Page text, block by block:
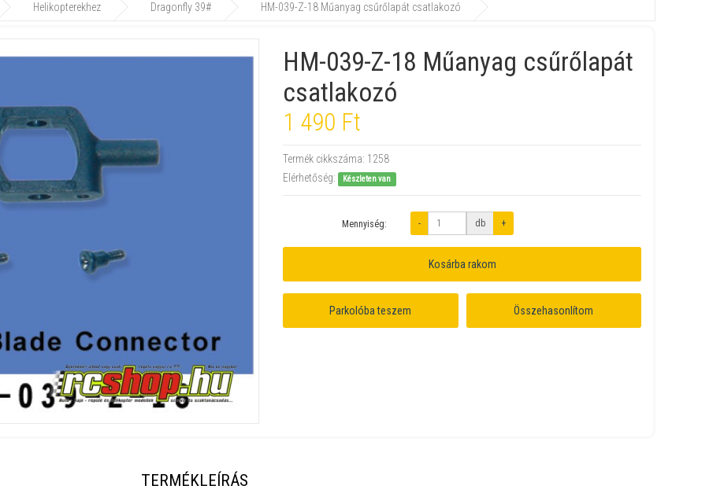
Helikopterekhez Dragonfly 39# HM-039-Z-18 Műanyag csűrőlapát csatlakozó
HM-039-Z-18 Műanyag csűrőlapát
csatlakozó
1 490 Ft
Termék cikkszáma: 1258
Elérhetőség:
Készleten van
Mennyiség: - db +
Kosárba rakom
Parkolóba teszem Összehasonlítom
TERMÉKLEÍRÁS